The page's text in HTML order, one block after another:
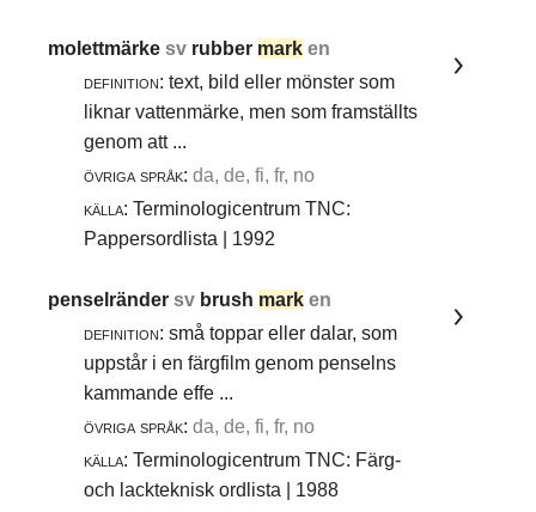
molettmärkesv rubber mark en
definition: text, bild eller mönster som
liknar vattenmärke, men som framställts
genom att ...
övriga språk: da, de, fi, fr, no
källa: Terminologicentrum TNC:
Pappersordlista | 1992
penselrändersv brush mark en
definition: små toppar eller dalar, som
uppstår i en färgfilm genom penselns
kammande effe ...
övriga språk: da, de, fi, fr, no
källa: Terminologicentrum TNC: Färg-
och lackteknisk ordlista | 1988